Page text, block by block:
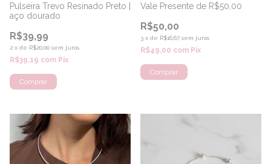
Pulseira Trevo Resinado Preto |
aço dourado
R$39,99
2 x de R$20,00 sem juros
R$39,19 com Pix
Vale Presente de R$50,00
R$50,00
3 x de R$16,67 sem juros
R$49,00 com Pix